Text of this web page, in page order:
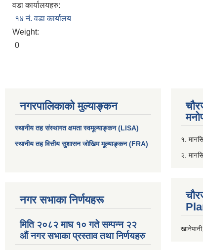
वडा कार्यालयहरु:
१४ नं. वडा कार्यालय
Weight:
0
नगरपालिकाको मुल्याङ्कन
स्थानीय तह संस्थागत क्षमता स्वमूल्याङ्कन (LISA)
स्थानीय तह वित्तीय सुशासन जोखिम मूल्याङ्कन (FRA)
नगर सभाका निर्णयहरू
मिति २०८२ माघ १० गते सम्पन्न २२
औं नगर सभाका प्रस्ताव तथा निर्णयहरु
१.
२.